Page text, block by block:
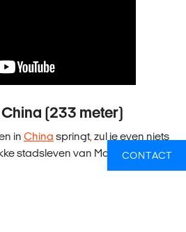
(233 meter)
in China springt,zul je even niets
stadsleven van Macau.CONTACT